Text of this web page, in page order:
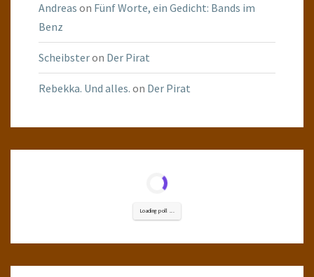
Andreas on Fünf Worte, ein Gedicht: Bands im
Benz
Scheibsteron Der Pirat
Rebekka. Und alles. on Der Pirat
Loading poll ...